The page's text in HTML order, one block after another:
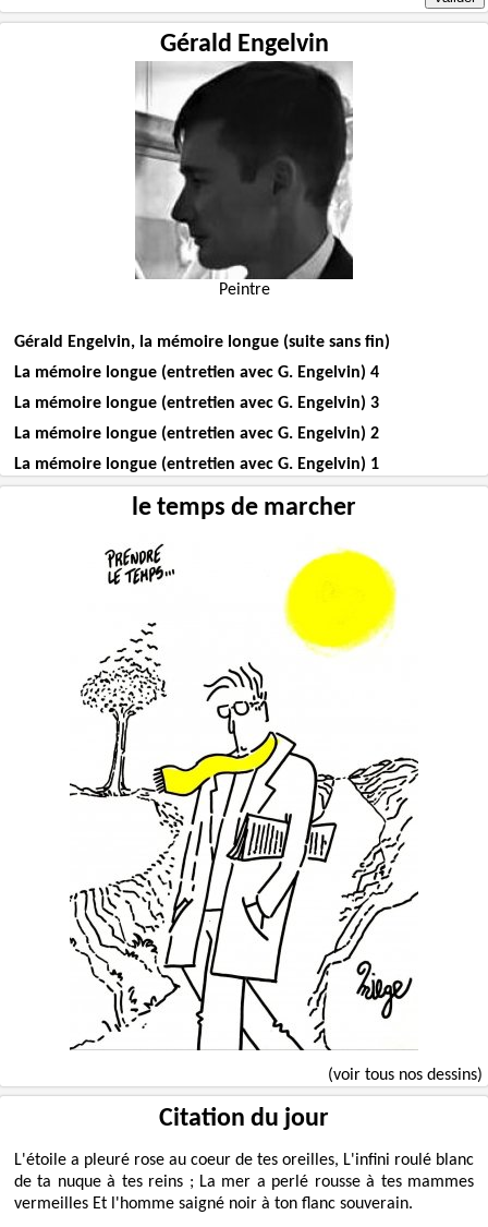
Gérald Engelvin
Peintre
Gérald Engelvin, la mémoire longue (suite sans fin)
La mémoire longue (entretien avec G. Engelvin) 4
La mémoire longue (entretien avec G. Engelvin) 3
La mémoire longue (entretien avec G. Engelvin) 2
La mémoire longue (entretien avec G. Engelvin) 1
le temps de marcher
(voir tous nos dessins)
Citation du jour
L'étoile a pleuré rose au coeur de tes oreilles, L'infini roulé blanc
de ta nuque à tes reins ; La mer a perlé rousse à tes mammes
vermeilles Et l'homme saigné noir à ton flanc souverain.